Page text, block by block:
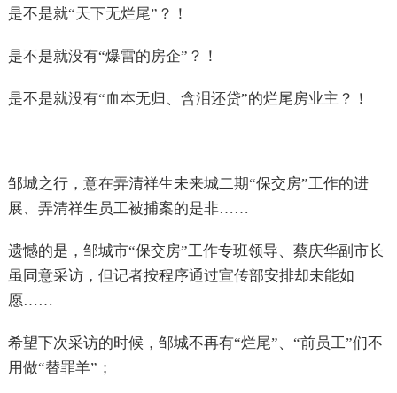
是不是就“天下无烂尾”？！
是不是就没有“爆雷的房企”？！
是不是就没有“血本无归、含泪还贷”的烂尾房业主？！
邹城之行，意在弄清祥生未来城二期“保交房”工作的进
展、弄清祥生员工被捕案的是非……
遗憾的是，邹城市“保交房”工作专班领导、蔡庆华副市长
虽同意采访，但记者按程序通过宣传部安排却未能如
愿……
希望下次采访的时候，邹城不再有“烂尾”、“前员工”们不
用做“替罪羊”；